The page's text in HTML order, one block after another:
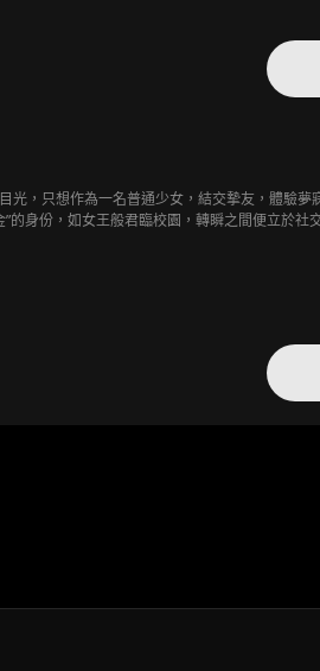
，只想作為一名普通少女，結交摯友，體驗夢
身份，如女王般君臨校園，轉瞬之間便立於社